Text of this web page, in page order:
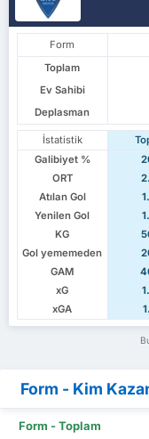
Form
Toplam
Ev Sahibi
Deplasman
İstatistik
Galibiyet %
ORT
Atılan Gol
Yenilen Gol
KG
Gol yememeden
GAM
xG
xGA
Form - Kim
Form - Toplam